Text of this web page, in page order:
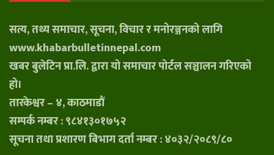
सत्य, तथ्य समाचार, सूचना, विचार र मनोरञ्जनको लागि
www.khabarbulletinnepal.com
खबर बुलेटिन प्रा.लि. द्वारा यो समाचार पोर्टल सञ्चालन गरिएको
हो।
तारकेश्वर – ४, काठमाडौं
सम्पर्क नम्बर : ९८४१३०१७५२
सूचना तथा प्रशारण बिभाग दर्ता नम्बर : ४०३२/२०८९/८०